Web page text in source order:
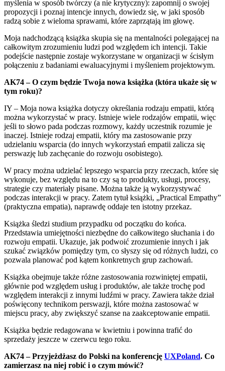
myślenia w sposób twórczy (a nie krytyczny): zapomnij o swojej
propozycji i poznaj intencje innych, dowiedz się, w jaki sposób
radzą sobie z wieloma sprawami, które zaprzątają im głowę.
Moja nadchodzącą książka skupia się na mentalności polegającej na
całkowitym zrozumieniu ludzi pod względem ich intencji. Takie
podejście następnie zostaje wykorzystane w organizacji w ścisłym
połączeniu z badaniami ewaluacyjnymi i myśleniem projektowym.
AK74 – O czym będzie Twoja nowa książka (która ukaże się w
tym roku)?
IY – Moja nowa książka dotyczy określania rodzaju empatii, którą
można wykorzystać w pracy. Istnieje wiele rodzajów empatii, więc
jeśli to słowo pada podczas rozmowy, każdy uczestnik rozumie je
inaczej. Istnieje rodzaj empatii, który ma zastosowanie przy
udzielaniu wsparcia (do innych wykorzystań empatii zalicza się
perswazję lub zachęcanie do rozwoju osobistego).
W pracy można udzielać lepszego wsparcia przy rzeczach, które się
wykonuje, bez względu na to czy są to produkty, usługi, procesy,
strategie czy materiały pisane. Można także ją wykorzystywać
podczas interakcji w pracy. Zatem tytuł książki, „Practical Empathy”
(praktyczna empatia), naprawdę oddaje ten istotny przekaz.
Książka śledzi studium przypadku od początku do końca.
Przedstawia umiejętności niezbędne do całkowitego słuchania i do
rozwoju empatii. Ukazuje, jak podwoić zrozumienie innych i jak
szukać związków pomiędzy tym, co słyszy się od różnych ludzi, co
pozwala planować pod kątem konkretnych grup zachowań.
Książka obejmuje także różne zastosowania rozwiniętej empatii,
głównie pod względem usług i produktów, ale także trochę pod
względem interakcji z innymi ludźmi w pracy. Zawiera także dział
poświęcony technikom perswazji, które można zastosować w
miejscu pracy, aby zwiększyć szanse na zaakceptowanie empatii.
Książka będzie redagowana w kwietniu i powinna trafić do
sprzedaży jeszcze w czerwcu tego roku.
AK74 – Przyjeżdżasz do Polski na konferencję UXPoland. Co
zamierzasz na niej robić i o czym mówić?